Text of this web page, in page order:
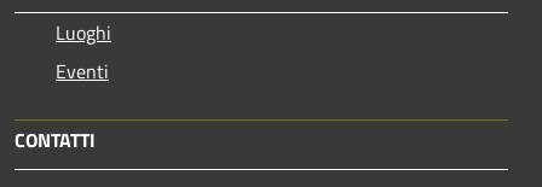
Luoghi
Eventi
CONTATTI